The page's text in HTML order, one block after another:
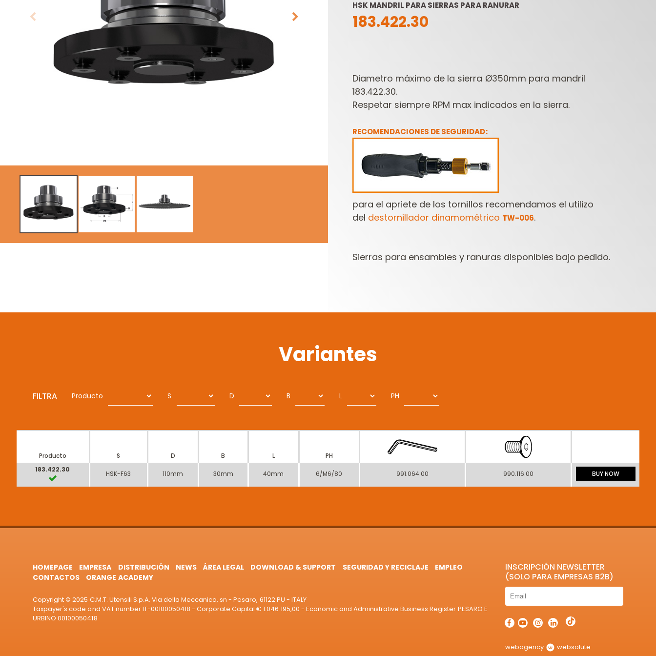
CABEZALES
ESTUCHES DE
FRESAS
HSK MANDRIL PARA SIERRAS PARA RANURAR
183.422.30
Diametro máximo de la sierra Ø350mm para mandril
183.422.30.
Respetar siempre RPM max indicados en la sierra.
RECOMENDACIONES DE SEGURIDAD:
para el apriete de los tornillos recomendamos el utilizo
del destornillador dinamométrico TW-006.
Sierras para ensambles y ranuras disponibles bajo pedido.
Variantes
FILTRA Producto S D B L PH
Producto S D B L
PH
183.422.30
HSK-F63 110mm 30mm 40mm 6/M6/80 991.064.00 990.116.00 BUY NOW
HOMEPAGE EMPRESA DISTRIBUCIÓN NEWS ÁREA LEGAL DOWNLOAD & SUPPORT SEGURIDAD Y RECICLAJE
EMPLEO
CONTACTOS
ORANGE ACADEMY
Copyright © 2025 C.M.T. Utensili S.p.A. Via della Meccanica, sn - Pesaro, 61122 PU - ITALY
Taxpayer's code and VAT number IT-00100050418 - Corporate Capital € 1.046.195,00 - Economic and Administrative Business Register PESARO E
URBINO 00100050418
INSCRIPCIÓN NEWSLETTER
(SOLO PARA EMPRESAS B2B)
webagency websolute